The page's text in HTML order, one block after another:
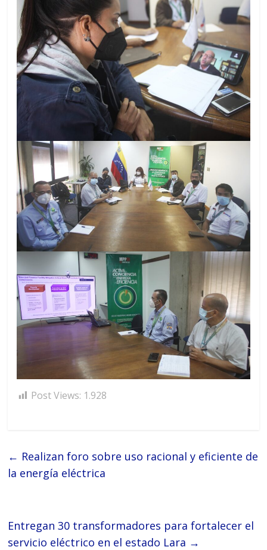
Post Views: 1.928
← Realizan foro sobre uso racional y eficiente de
la energía eléctrica
Entregan 30 transformadores para fortalecer el
servicio eléctrico en el estado Lara →